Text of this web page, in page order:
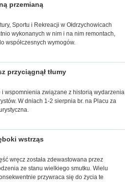
przemianą
Sportu i Rekreacji w Ołdrzychowicach
wykonanych w nim i na nim remontach,
współczesnych wymogów.
przyciągnął tłumy
i wspomnienia związane z historią wydarzenia
W dniach 1-2 sierpnia br. na Placu za
wstrząs
wręcz została zdewastowana przez
ze stanu wielkiego smutku. Wielu
przywraca się do życia te